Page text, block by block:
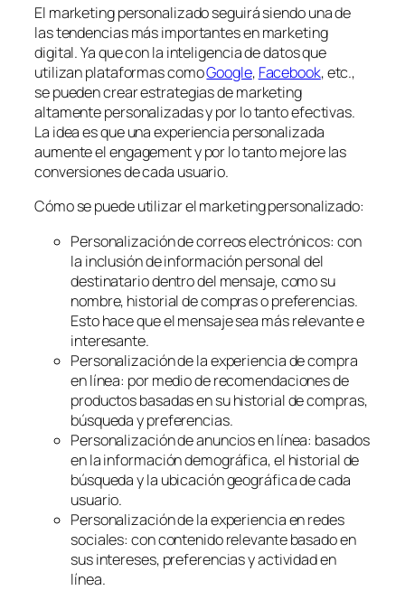
El marketing personalizado seguirá siendo una de
las tendencias más importantes en marketing
digital. Ya que con la inteligencia de datos que
utilizan plataformas comoGoogle, Facebook, etc.,
se pueden crear estrategias de marketing
altamente personalizadas y por lo tanto efectivas.
La idea es que una experiencia personalizada
aumente el engagement y por lo tanto mejore las
conversiones de cada usuario.
Cómo se puede utilizar el marketing personalizado:
Personalización de correos electrónicos: con
la inclusión de información personal del
destinatario dentro del mensaje, como su
nombre, historial de compras o preferencias.
Esto hace que el mensaje sea más relevante e
interesante.
Personalización de la experiencia de compra
en línea: por medio de recomendaciones de
productos basadas en su historial de compras,
búsqueda y preferencias.
Personalización de anuncios en línea: basados
en la información demográfica, el historial de
búsqueda y la ubicación geográfica de cada
usuario.
Personalización de la experiencia en redes
sociales: con contenido relevante basado en
sus intereses, preferencias y actividad en
línea.